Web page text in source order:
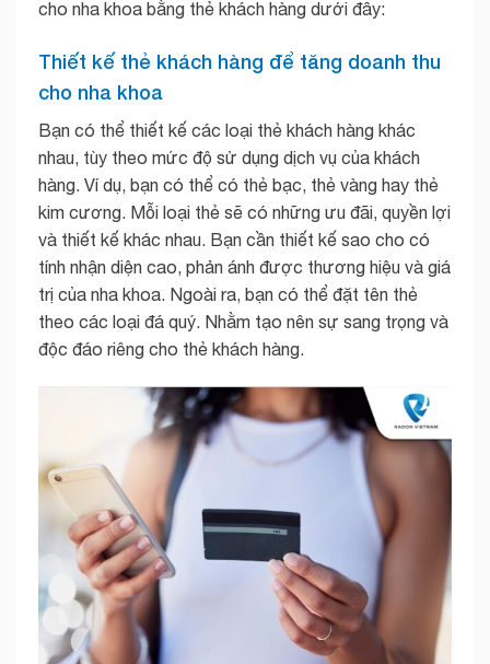
cho nha khoa bằng thẻ khách hàng dưới đây:
Thiết kế thẻ khách hàng để tăng doanh thu
cho nha khoa
Bạn có thể thiết kế các loại thẻ khách hàng khác
nhau, tùy theo mức độ sử dụng dịch vụ của khách
hàng. Ví dụ, bạn có thể có thẻ bạc, thẻ vàng hay thẻ
kim cương. Mỗi loại thẻ sẽ có những ưu đãi, quyền lợi
và thiết kế khác nhau. Bạn cần thiết kế sao cho có
tính nhận diện cao, phản ánh được thương hiệu và giá
trị của nha khoa. Ngoài ra, bạn có thể đặt tên thẻ
theo các loại đá quý. Nhằm tạo nên sự sang trọng và
độc đáo riêng cho thẻ khách hàng.